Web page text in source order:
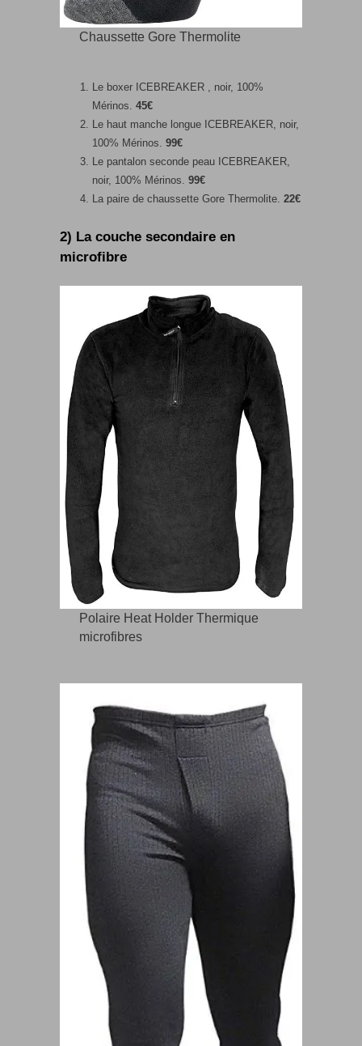
Chaussette Gore Thermolite
Le boxer ICEBREAKER , noir, 100%
Mérinos. 45€
Le haut manche longue ICEBREAKER, noir,
100% Mérinos. 99€
Le pantalon seconde peau ICEBREAKER,
noir, 100% Mérinos. 99€
La paire de chaussette Gore Thermolite. 22€
2) La couche secondaire en
microfibre
Polaire Heat Holder Thermique
microfibres